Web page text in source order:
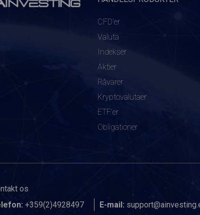
CFD'er
Valuta
Indekser
Aktier
Råvarer
Kryptovalutaer
ETF'er
Obligationer
os
+359(2)4928497 E-mail: